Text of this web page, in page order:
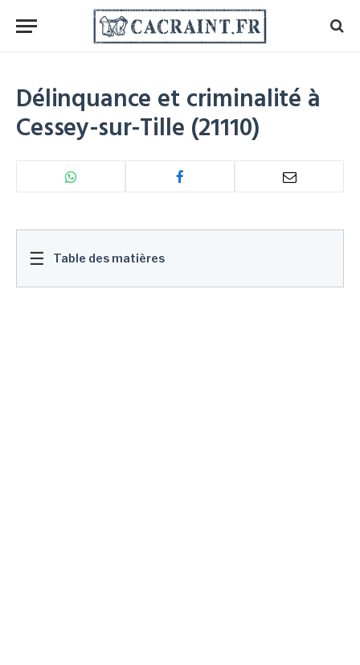
Délinquance et criminalité à
Cessey-sur-Tille (21110)
☰ Table des matières